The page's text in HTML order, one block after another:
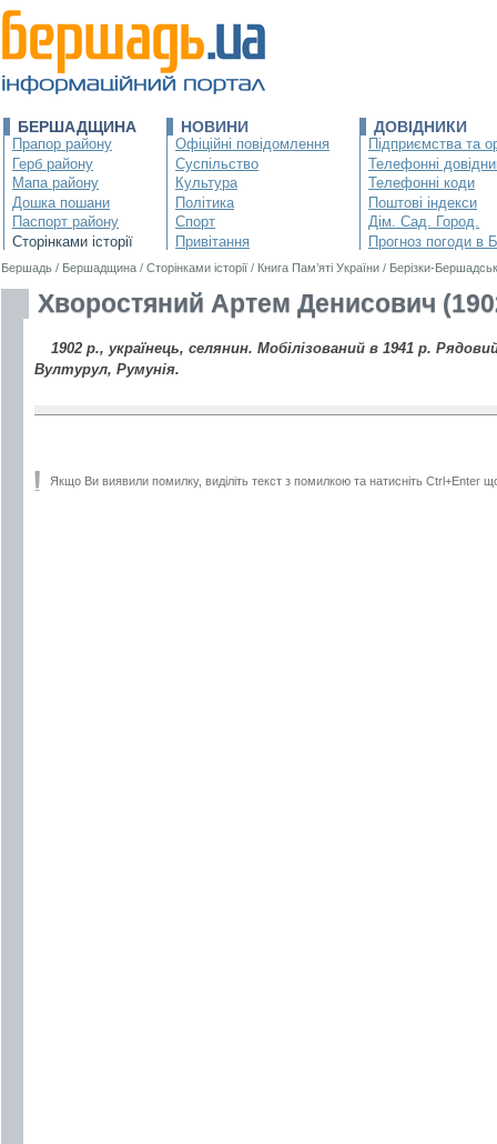
БЕРШАДЩИНА
Прапор району
Герб району
Мапа району
Дошка пошани
Паспорт району
Сторінками історії
НОВИНИ
Офіційні повідомлення
Суспільство
Культура
Політика
Спорт
Привітання
ДОВІДНИКИ
Підприємства та
Телефонні
Телефонні коди
Поштові індекси
Дім. Сад. Город.
Прогноз погоди в
Бершадь / Бершадщина / Сторінками історії / Книга Пам’яті України / Берізки-
Хворостяний Артем Денисович
1902 р., українець, селянин. Мобілізований в 1941 р.
Вултурул, Румунія.
Якщо Ви виявили помилку, виділіть текст з помилкою та натисніть Ctrl+Enter